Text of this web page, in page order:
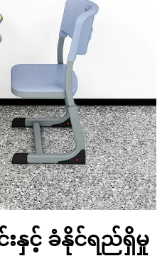
နှင့် ခံနိုင်ရည်ရှိမှု